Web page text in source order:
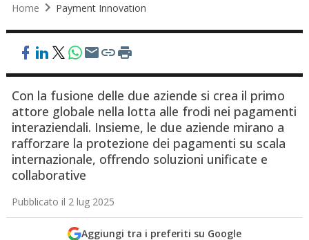
Home Payment Innovation
Con la fusione delle due aziende si crea il primo
attore globale nella lotta alle frodi nei pagamenti
interaziendali. Insieme, le due aziende mirano a
rafforzare la protezione dei pagamenti su scala
internazionale, offrendo soluzioni unificate e
collaborative
Pubblicato il 2 lug 2025
Aggiungi tra i preferiti su Google